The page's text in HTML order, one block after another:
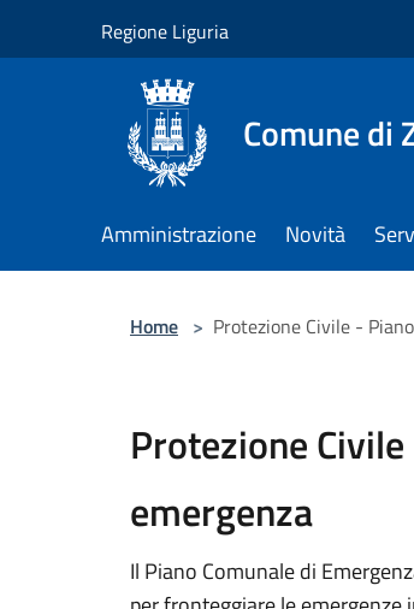
Regione Liguria
Comune di
Amministrazione Novità
Home > Protezione Civile -
Protezione
emergenza
Il Piano Comunale di